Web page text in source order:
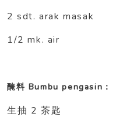
2 sdt. arak masak
1/2 mk. air
醃料 Bumbu pengasin ：
生抽 2茶匙